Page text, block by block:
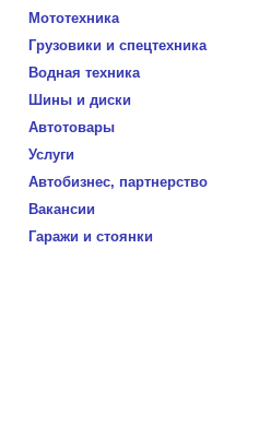
Мототехника
Грузовики и спецтехника
Водная техника
Шины и диски
Автотовары
Услуги
Автобизнес, партнерство
Вакансии
Гаражи и стоянки